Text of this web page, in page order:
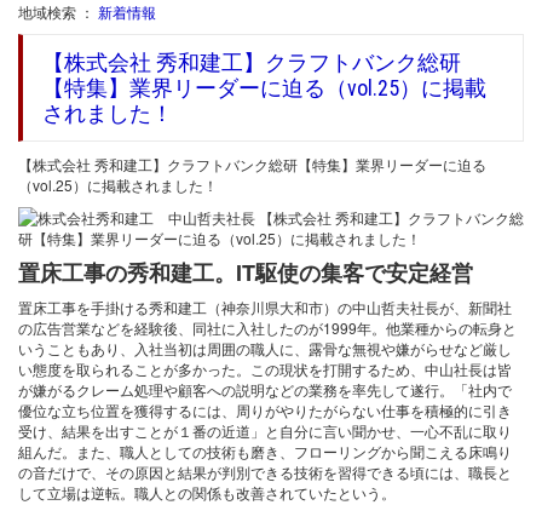
地域検索 ： 新着情報
【株式会社 秀和建工】クラフトバンク総研
【特集】業界リーダーに迫る（vol.25）に掲載
されました！
【株式会社 秀和建工】クラフトバンク総研【特集】業界リーダーに迫る
（vol.25）に掲載されました！
置床工事の秀和建工。IT駆使の集客で安定経営
置床工事を手掛ける秀和建工（神奈川県大和市）の中山哲夫社長が、新聞社
の広告営業などを経験後、同社に入社したのが1999年。他業種からの転身と
いうこともあり、入社当初は周囲の職人に、露骨な無視や嫌がらせなど厳し
い態度を取られることが多かった。この現状を打開するため、中山社長は皆
が嫌がるクレーム処理や顧客への説明などの業務を率先して遂行。「社内で
優位な立ち位置を獲得するには、周りがやりたがらない仕事を積極的に引き
受け、結果を出すことが１番の近道」と自分に言い聞かせ、一心不乱に取り
組んだ。また、職人としての技術も磨き、フローリングから聞こえる床鳴り
の音だけで、その原因と結果が判別できる技術を習得できる頃には、職長と
して立場は逆転。職人との関係も改善されていたという。